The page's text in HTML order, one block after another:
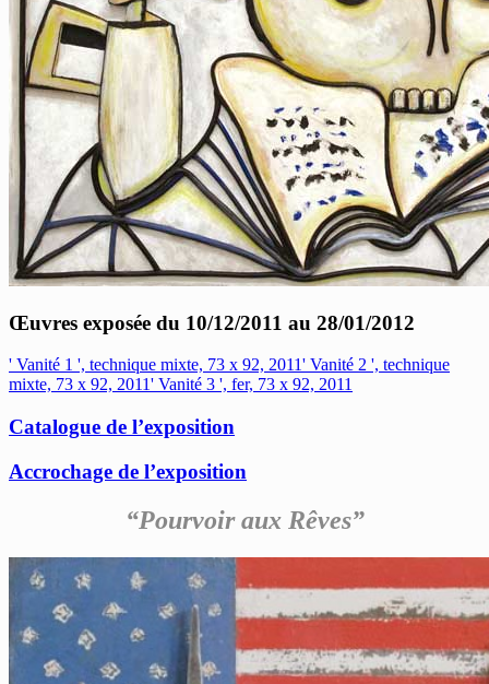
Œuvres exposée du 10/12/2011 au 28/01/2012
' Vanité 1 ', technique mixte, 73 x 92, 2011' Vanité 2 ', technique
mixte, 73 x 92, 2011' Vanité 3 ', fer, 73 x 92, 2011
Catalogue de l’exposition
Accrochage de l’exposition
“Pourvoir aux Rêves”